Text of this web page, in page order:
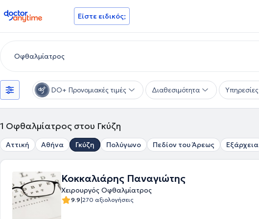
doctoranytime Είστε ειδικός;
DO+ Προνομιακές τιμές Διαθεσιμότητα Υπηρεσίες
1 Οφθαλμίατρος στου Γκύζη
Αττική Αθήνα Γκύζη Πολύγωνο Πεδίον του Άρεως Εξάρχεια
Κοκκαλιάρης Παναγιώτης
Χειρουργός Οφθαλμίατρος
9.9|270 αξιολογήσεις